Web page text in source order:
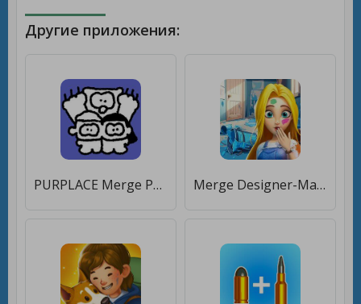
Другие приложения:
PURPLACE Merge Puzzle [Бесплатные покупки] Merge Designer-Макияж в доме [Бесплатные покупки]